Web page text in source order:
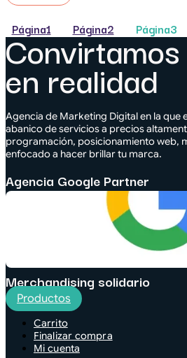
Página1 Página2 Página3
en realidad
Agencia de Marketing Digital en la que
abanico de servicios a precios
programación, posicionamiento web,
enfocado a hacer brillar tu marca.
Agencia Google Partner
Merchandising solidario
Productos
Carrito
Finalizar compra
Mi cuenta